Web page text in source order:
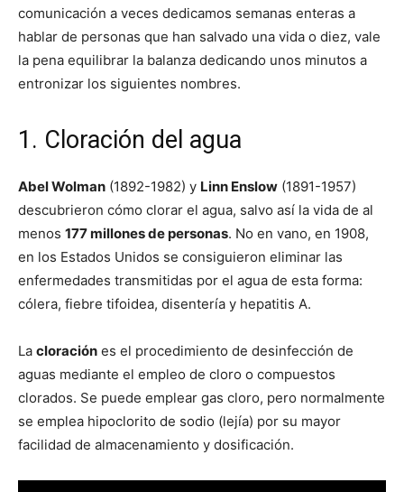
comunicación a veces dedicamos semanas enteras a
hablar de personas que han salvado una vida o diez, vale
la pena equilibrar la balanza dedicando unos minutos a
entronizar los siguientes nombres.
1. Cloración del agua
Abel Wolman (1892-1982) y Linn Enslow (1891-1957)
descubrieron cómo clorar el agua, salvo así la vida de al
menos 177 millones de personas. No en vano, en 1908,
en los Estados Unidos se consiguieron eliminar las
enfermedades transmitidas por el agua de esta forma:
cólera, fiebre tifoidea, disentería y hepatitis A.
La cloración es el procedimiento de desinfección de
aguas mediante el empleo de cloro o compuestos
clorados. Se puede emplear gas cloro, pero normalmente
se emplea hipoclorito de sodio (lejía) por su mayor
facilidad de almacenamiento y dosificación.